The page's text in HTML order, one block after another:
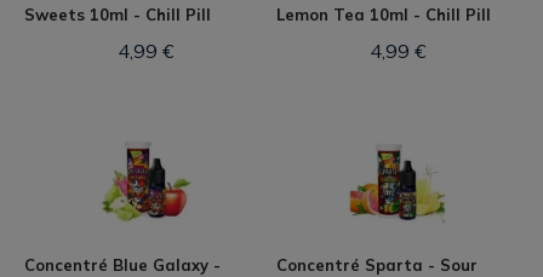
Sweets 10ml - Chill Pill
4,99 €
Lemon Tea 10ml - Chill Pill
4,99 €
Concentré Blue Galaxy -
Concentré Sparta - Sour